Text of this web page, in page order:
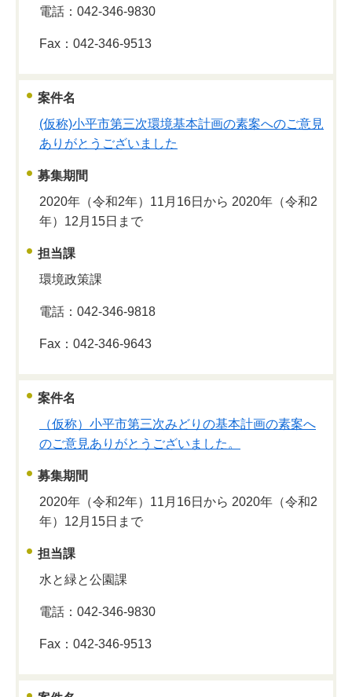
電話：042-346-9830
Fax：042-346-9513
案件名
(仮称)小平市第三次環境基本計画の素案へのご意見
ありがとうございました
募集期間
2020年（令和2年）11月16日から 2020年（令和2
年）12月15日まで
担当課
環境政策課
電話：042-346-9818
Fax：042-346-9643
案件名
（仮称）小平市第三次みどりの基本計画の素案へ
のご意見ありがとうございました。
募集期間
2020年（令和2年）11月16日から 2020年（令和2
年）12月15日まで
担当課
水と緑と公園課
電話：042-346-9830
Fax：042-346-9513